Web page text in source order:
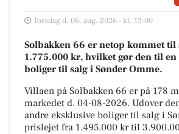
Torsdag d. 06. aug. 2026 - kl. 13:00
Solbakken 66 er netop kommet til
1.775.000 kr, hvilket gør den til en
boliger til salg i Sønder Omme.
Villaen på Solbakken 66 er på 178
markedet d. 04-08-2026. Udover
andre eksklusive boliger til salg i
prislejet fra 1.495.000 kr til